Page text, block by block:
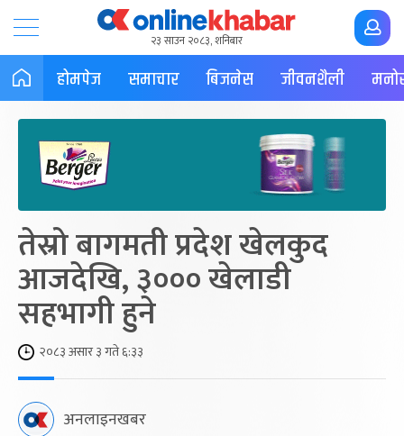
२३ साउन २०८३, शनिबार
होमपेज समाचार बिजनेस जीवनशैली
तेस्रो बागमती प्रदेश खेलकुद
आजदेखि, ३००० खेलाडी
सहभागी हुने
२०८३ असार ३ गते ६:३३
अनलाइनखबर